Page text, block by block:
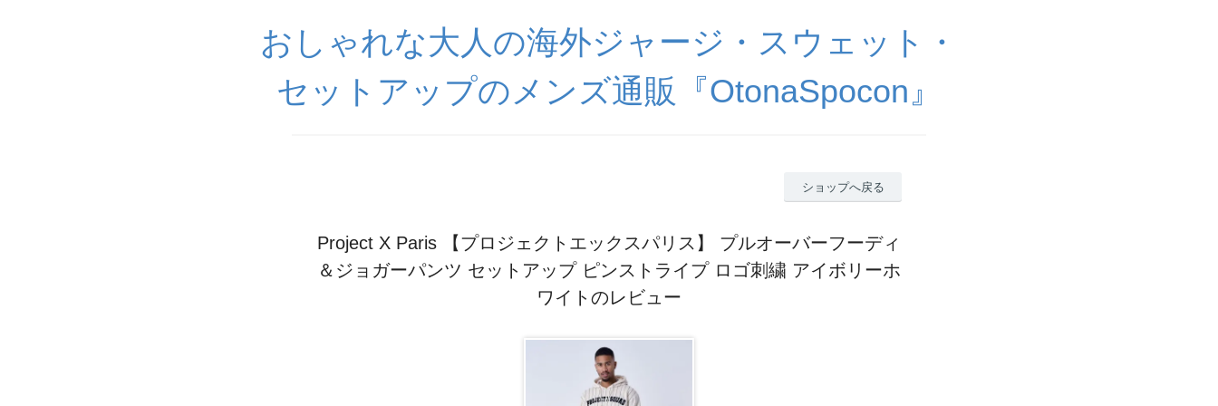
おしゃれな大人の海外ジャージ・スウェット・
セットアップのメンズ通販『OtonaSpocon』
ショップへ戻る
Project X Paris 【プロジェクトエックスパリス】 プルオーバーフーディ
＆ジョガーパンツ セットアップ ピンストライプ ロゴ刺繍 アイボリーホ
ワイトのレビュー